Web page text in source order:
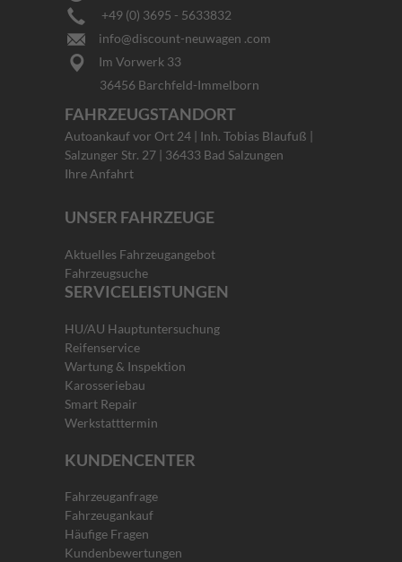
+49 (0) 3695 - 5633832
info@discount-neuwagen .com
Im Vorwerk 33
36456 Barchfeld-Immelborn
FAHRZEUGSTANDORT
Autoankauf vor Ort 24 | Inh. Tobias Blaufuß |
Salzunger Str. 27 | 36433 Bad Salzungen
Ihre Anfahrt
UNSER FAHRZEUGE
Aktuelles Fahrzeugangebot
Fahrzeugsuche
SERVICELEISTUNGEN
HU/AU Hauptuntersuchung
Reifenservice
Wartung & Inspektion
Karosseriebau
Smart Repair
Werkstatttermin
KUNDENCENTER
Fahrzeuganfrage
Fahrzeugankauf
Häufige Fragen
Kundenbewertungen